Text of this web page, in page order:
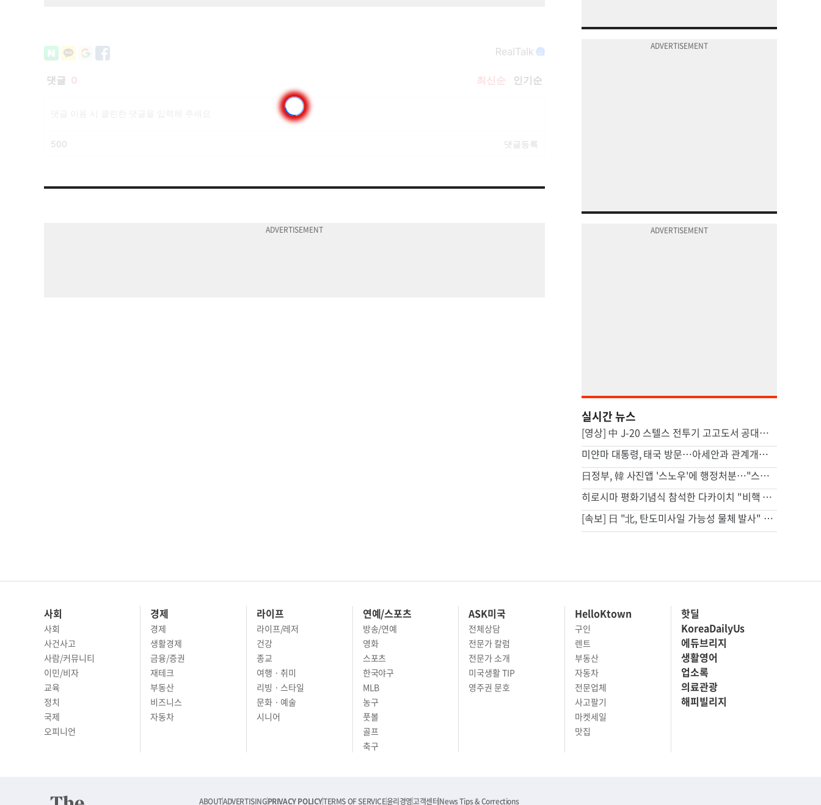
실시간 뉴스
[영상] 中 J-20 스텔스 전투기 고고도서 공대공미사일 발사 모습 포착
미얀마 대통령, 태국 방문…아세안과 관계개선 모색
日정부, 韓 사진앱 '스노우'에 행정처분…"스텔스 마케팅"
히로시마 평화기념식 참석한 다카이치 "비핵 3원칙 견지 중"(종합)
[속보] 日 "北, 탄도미사일 가능성 물체 발사" < NHK>
사회
사회
사건사고
사람/커뮤니티
이민/비자
교육
정치
국제
오피니언
경제
경제
생활경제
금융/증권
재테크
부동산
비즈니스
자동차
라이프
라이프/레저
건강
종교
여행 · 취미
리빙 · 스타일
문화 · 예술
시니어
연예/스포츠
방송/연예
영화
스포츠
한국야구
MLB
농구
풋볼
골프
축구
ASK미국
전체상담
전문가 칼럼
전문가 소개
미국생활 TIP
영주권 문호
HelloKtown
구인
렌트
부동산
자동차
전문업체
사고팔기
마켓세일
맛집
핫딜
KoreaDailyUs
에듀브리지
생활영어
업소록
의료관광
해피빌리지
ABOUTADVERTISINGPRIVACY POLICYTERMS OF SERVICE윤리경영고객센터News Tips & Corrections